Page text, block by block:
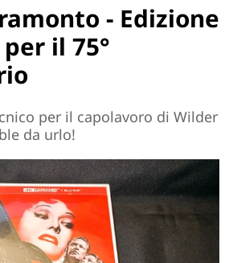
- Edizione
il 75°
per il capolavoro di Wilder
da urlo!